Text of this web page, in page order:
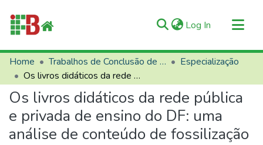
Log In (current)
Communities & Collections
All of RIIFB
Manuals and Terms
Statistics
About RIIFB
Home Trabalhos de Conclusão de Curso (TCCs)
Especialização
Os livros didáticos da rede pública e privada de ensino do DF: uma análise de conteúdo de fossilização
Os livros didáticos da rede pública
e privada de ensino do DF: uma
análise de conteúdo de fossilização